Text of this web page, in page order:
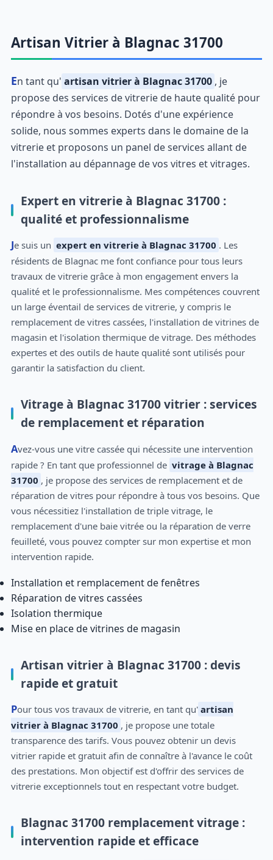
Artisan Vitrier à Blagnac 31700
En tant qu' artisan vitrier à Blagnac 31700 , je
propose des services de vitrerie de haute qualité pour
répondre à vos besoins. Dotés d'une expérience
solide, nous sommes experts dans le domaine de la
vitrerie et proposons un panel de services allant de
l'installation au dépannage de vos vitres et vitrages.
Expert en vitrerie à Blagnac 31700 :
qualité et professionnalisme
Je suis un expert en vitrerie à Blagnac 31700 . Les
résidents de Blagnac me font confiance pour tous leurs
travaux de vitrerie grâce à mon engagement envers la
qualité et le professionnalisme. Mes compétences couvrent
un large éventail de services de vitrerie, y compris le
remplacement de vitres cassées, l'installation de vitrines de
magasin et l'isolation thermique de vitrage. Des méthodes
expertes et des outils de haute qualité sont utilisés pour
garantir la satisfaction du client.
Vitrage à Blagnac 31700 vitrier : services
de remplacement et réparation
Avez-vous une vitre cassée qui nécessite une intervention
rapide ? En tant que professionnel de vitrage à Blagnac
31700 , je propose des services de remplacement et de
réparation de vitres pour répondre à tous vos besoins. Que
vous nécessitiez l'installation de triple vitrage, le
remplacement d'une baie vitrée ou la réparation de verre
feuilleté, vous pouvez compter sur mon expertise et mon
intervention rapide.
Installation et remplacement de fenêtres
Réparation de vitres cassées
Isolation thermique
Mise en place de vitrines de magasin
Artisan vitrier à Blagnac 31700 : devis
rapide et gratuit
Pour tous vos travaux de vitrerie, en tant qu' artisan
vitrier à Blagnac 31700 , je propose une totale
transparence des tarifs. Vous pouvez obtenir un devis
vitrier rapide et gratuit afin de connaître à l'avance le coût
des prestations. Mon objectif est d'offrir des services de
vitrerie exceptionnels tout en respectant votre budget.
Blagnac 31700 remplacement vitrage :
intervention rapide et efficace